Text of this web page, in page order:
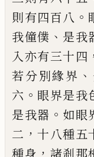
則有四百八 。
我僮僕 、 是我
入亦有三十四
若分別緣界 、
六 。 眼界是我
是我器 。 如眼
二 ，十八種五
種身 ， 諸剎那